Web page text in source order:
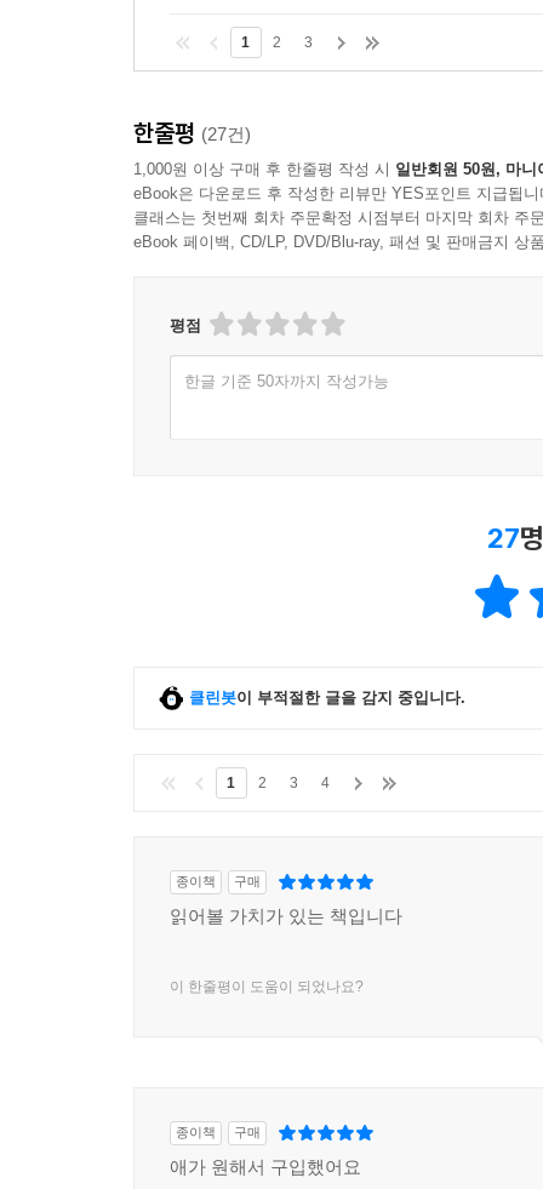
1 2 3
한줄평 (27건)
1,000원 이상 구매 후 한줄평 작성 시 일반회원 50원, 마니
eBook은 다운로드 후 작성한 리뷰만 YES포인트 지급됩니
클래스는 첫번째 회차 주문확정 시점부터 마지막 회차 주
eBook 페이백, CD/LP, DVD/Blu-ray, 패션 및 판매금지 상
평점
한글 기준 50자까지 작성가능
27
클린봇이 부적절한 글을 감지 중입니다.
1 2 3 4
종이책 구매
읽어볼 가치가 있는 책입니다
이 한줄평이 도움이 되었나요?
종이책 구매
애가 원해서 구입했어요